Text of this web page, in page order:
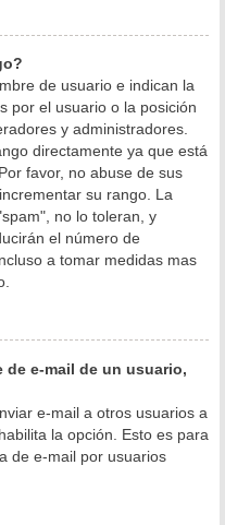
de usuario e indican la
por el usuario o la posición
y administradores.
directamente ya que está
favor, no abuse de sus
su rango. La
no lo toleran, y
el número de
a tomar medidas mas
e-mail de un usuario,
e-mail a otros usuarios a
la opción. Esto es para
de e-mail por usuarios